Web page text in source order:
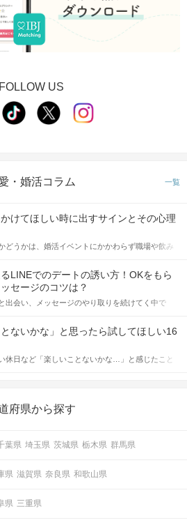
FOLLOW US
・婚活コラム 一覧
けてほしい時に出すサインとその心理
どうかは、婚活イベントにかかわらず職場や飲み
きるかにも左右されます。 これから恋人作りを本
としている方は、女性が異性を求めて出すサイン
解し、正しい行動に移せるかどうかが重要。 この
が話しかけて欲しい時に出すサインとその心理を
行動に繋げるべきかをご紹介していきます。
LINEでのデートの誘い方！OKをもら
セージのコツは？
出会い、メッセージのやり取りを続けてく中で
「どう誘ったらいいの？」とお困りの男性もいら
ないでしょうか。 そこで今回は、男性から女性へ
ートの誘い方のコツをご紹介します。例文も混じ
るので、ぜひ参考にしてください。
とないかな」と思ったら試してほしい16
休日など「楽しいことないかな…」と感じたこと
イデアを集めました♪ いままさに楽しいことを探し
府県から探す
葉県 埼玉県 茨城県 栃木県 群馬県
県 滋賀県 奈良県 和歌山県
県 三重県